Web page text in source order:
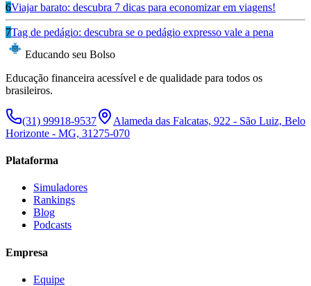
6Viajar barato: descubra 7 dicas para economizar em viagens!
7Tag de pedágio: descubra se o pedágio expresso vale a pena
Educando seu Bolso
Educação financeira acessível e de qualidade para todos os
brasileiros.
(31) 99918-9537
Alameda das Falcatas, 922 - São Luiz, Belo
Horizonte - MG, 31275-070
Plataforma
Simuladores
Rankings
Blog
Podcasts
Empresa
Equipe